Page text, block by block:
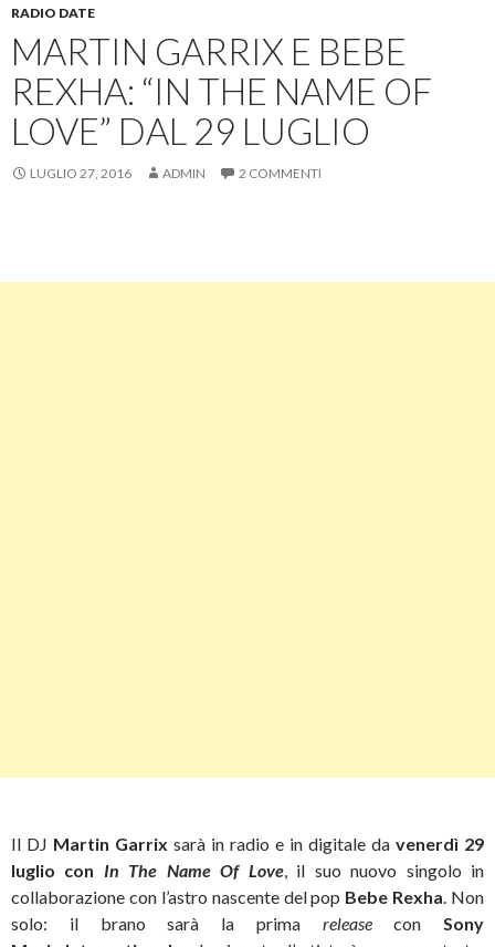
RADIO DATE
MARTIN GARRIX E BEBE
REXHA: “IN THE NAME OF
LOVE” DAL 29 LUGLIO
LUGLIO 27, 2016 ADMIN 2 COMMENTI
Il DJ Martin Garrix sarà in radio e in digitale da venerdì 29
luglio con In The Name Of Love, il suo nuovo singolo in
collaborazione con l’astro nascente del pop Bebe Rexha . Non
solo: il brano sarà la prima releasecon Sony